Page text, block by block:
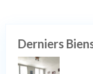
Derniers